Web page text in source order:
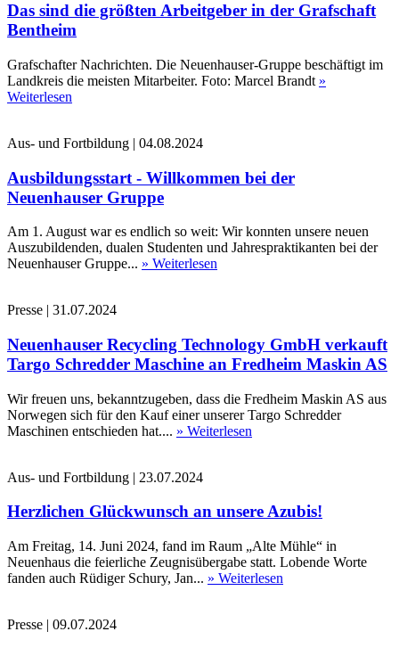
Das sind die größten Arbeitgeber in der Grafschaft
Bentheim
Grafschafter Nachrichten. Die Neuenhauser-Gruppe beschäftigt im
Landkreis die meisten Mitarbeiter. Foto: Marcel Brandt »
Weiterlesen
Aus- und Fortbildung | 04.08.2024
Ausbildungsstart - Willkommen bei der
Neuenhauser Gruppe
Am 1. August war es endlich so weit: Wir konnten unsere neuen
Auszubildenden, dualen Studenten und Jahrespraktikanten bei der
Neuenhauser Gruppe... » Weiterlesen
Presse | 31.07.2024
Neuenhauser Recycling Technology GmbH verkauft
Targo Schredder Maschine an Fredheim Maskin AS
Wir freuen uns, bekanntzugeben, dass die Fredheim Maskin AS aus
Norwegen sich für den Kauf einer unserer Targo Schredder
Maschinen entschieden hat.... » Weiterlesen
Aus- und Fortbildung | 23.07.2024
Herzlichen Glückwunsch an unsere Azubis!
Am Freitag, 14. Juni 2024, fand im Raum „Alte Mühle“ in
Neuenhaus die feierliche Zeugnisübergabe statt. Lobende Worte
fanden auch Rüdiger Schury, Jan... » Weiterlesen
Presse | 09.07.2024